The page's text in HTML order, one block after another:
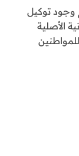
توكيل
الأصلية